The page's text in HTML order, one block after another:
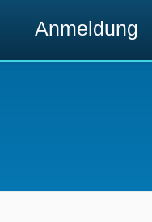
Anmeldung